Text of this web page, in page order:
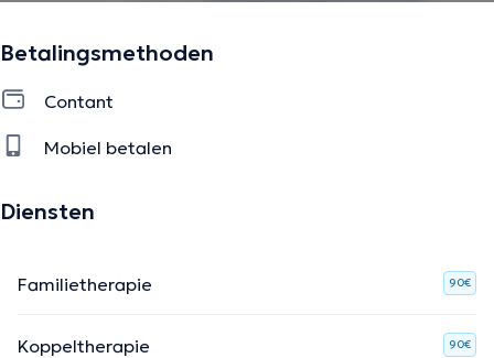
Betalingsmethoden
Contant
Mobiel betalen
Diensten
Familietherapie 90€
Koppeltherapie 90€